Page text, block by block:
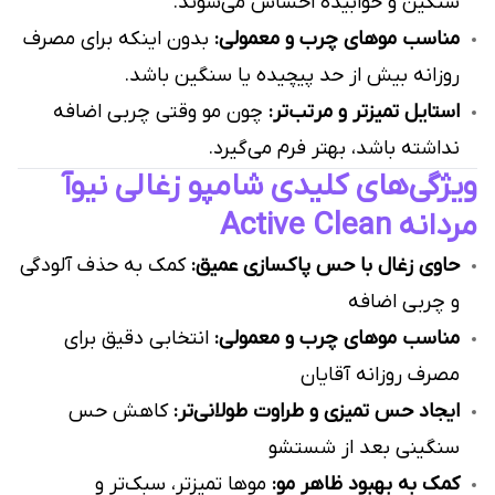
مناسب موهای چرب و معمولی: بدون اینکه برای مصرف
روزانه بیش از حد پیچیده یا سنگین باشد.
استایل تمیزتر و مرتب‌تر: چون مو وقتی چربی اضافه
نداشته باشد، بهتر فرم می‌گیرد.
ویژگی‌های کلیدی شامپو زغالی نیوآ
مردانه Active Clean
حاوی زغال با حس پاکسازی عمیق: کمک به حذف آلودگی
و چربی اضافه
مناسب موهای چرب و معمولی: انتخابی دقیق برای
مصرف روزانه آقایان
ایجاد حس تمیزی و طراوت طولانی‌تر: کاهش حس
سنگینی بعد از شستشو
کمک به بهبود ظاهر مو: موها تمیزتر، سبک‌تر و